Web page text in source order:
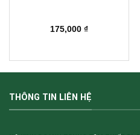
175,000 ₫
THÔNG TIN LIÊN HỆ